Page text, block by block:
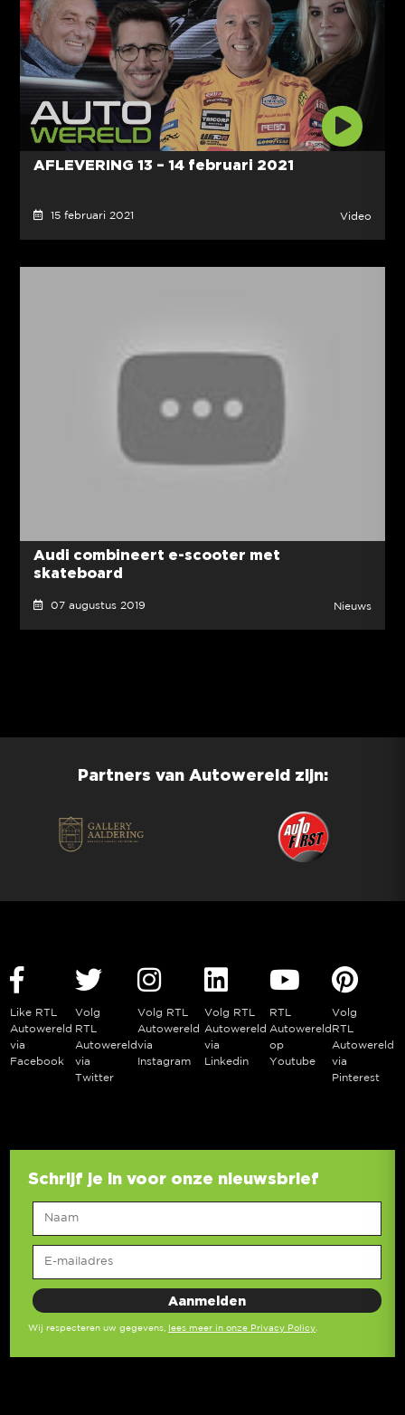
AFLEVERING 13 – 14 februari 2021
15 februari 2021 Video
Audi combineert e-scooter met
skateboard
07 augustus 2019 Nieuws
Partners van Autowereld zijn:
Like RTL
Autowereld
via
Facebook
Volg
RTL
Autowereld
via
Twitter
Volg RTL
Autowereld
via
Instagram
Volg RTL
Autowereld
via
Linkedin
RTL
Autowereld
op
Youtube
Volg
RTL
Autowereld
via
Pinterest
Schrijf je in voor onze nieuwsbrief
Wij respecteren uw gegevens, lees meer in onze Privacy Policy